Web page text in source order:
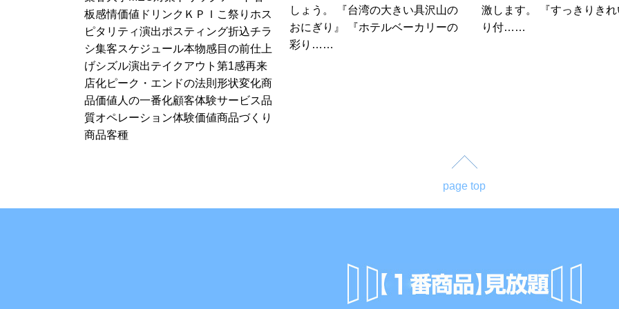
板感情価値 ドリンク ＫＰＩ こ祭り ホス
ピタリティ演出ポスティング折込チラ
シ集客スケジュール本物感目の前仕上
げシズル演出テイクアウト 第1感再来
店化ピーク・エンドの法則 形状変化商
品価値 人の一番化顧客体験サービス品
質オペレーション体験価値商品づくり
商品客種
しょう。 『台湾の大きい具沢山の
おにぎり』 『ホテルベーカリーの
彩り……
激します。 『すっきりき
り付……
page top